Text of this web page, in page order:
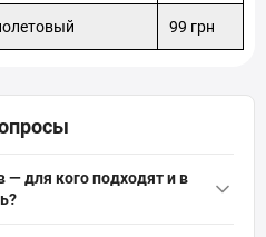
99 грн
— для кого подходят и в